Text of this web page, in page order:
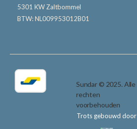
5301 KW Zaltbommel
BTW: NL009953012B01
Sundar © 2025. Alle
rechten
voorbehouden
Trots gebouwd door